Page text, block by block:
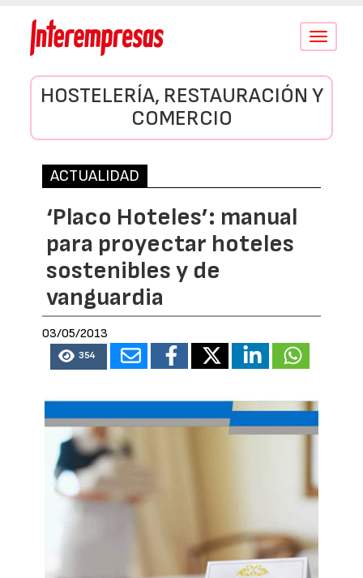
Conmutar
HOSTELERÍA, RESTAURACIÓN Y
COMERCIO
ACTUALIDAD
‘Placo Hoteles’: manual
para proyectar hoteles
sostenibles y de
vanguardia
03/05/2013
354